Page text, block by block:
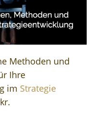
Methoden und
Ihre
im Strategie